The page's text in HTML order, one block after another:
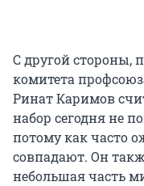
С другой стороны,
комитета
Ринат Каримов
набор сегодня не
потому как часто
совпадают. Он
небольшая часть